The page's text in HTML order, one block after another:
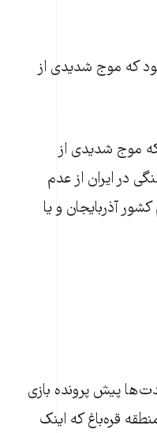
که موج شدیدی از
موج شدیدی از
در ایران از عدم
آذربایجان و یا
پیش پرونده بازی
قره‌باغ که اینک